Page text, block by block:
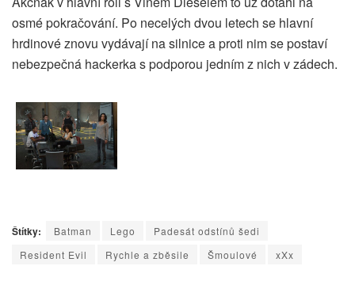
osmé pokračování. Po necelých dvou letech se hlavní
hrdinové znovu vydávají na silnice a proti nim se postaví
nebezpečná hackerka s podporou jedním z nich v zádech.
Štítky: Batman Lego
Padesát odstínů šedi
Resident Evil
Rychle a zběsile Šmoulové xXx